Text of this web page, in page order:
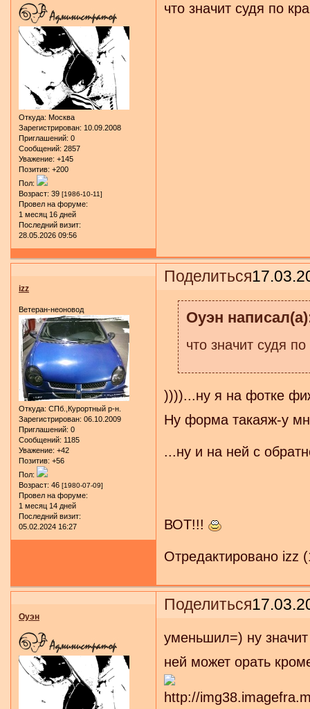
Откуда: Москва
Зарегистрирован: 10.09.2008
Приглашений: 0
Сообщений: 2857
Уважение: +145
Позитив: +200
Пол:
Возраст: 39 [1986-10-11]
Провел на форуме:
1 месяц 16 дней
Последний визит:
28.05.2026 09:56
что значит судя по
Поделиться
izz
Ветеран-неоновод
Откуда: СПб.,Курортный р-н.
Зарегистрирован: 06.10.2009
Приглашений: 0
Сообщений: 1185
Уважение: +42
Позитив: +56
Пол:
Возраст: 46 [1980-07-09]
Провел на форуме:
1 месяц 14 дней
Последний визит:
05.02.2024 16:27
Оуэн
что значит судя
))))...ну я на фотке
Ну форма такаяж-у
...ну и на ней с
ВОТ!!!
Отредактировано izz
Поделиться
Оуэн
уменьшил=) ну
ней может орать